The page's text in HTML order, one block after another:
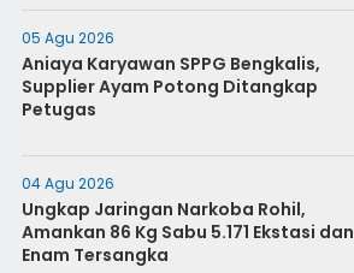
05 Agu 2026
Aniaya Karyawan SPPG Bengkalis,
Supplier Ayam Potong Ditangkap
Petugas
04 Agu 2026
Ungkap Jaringan Narkoba Rohil,
Amankan 86 Kg Sabu 5.171 Ekstasi dan
Enam Tersangka